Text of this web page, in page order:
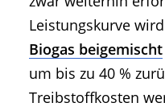
Leistungskurve
Biogas beigemischt
um bis zu 40 %
Treibstoffkosten